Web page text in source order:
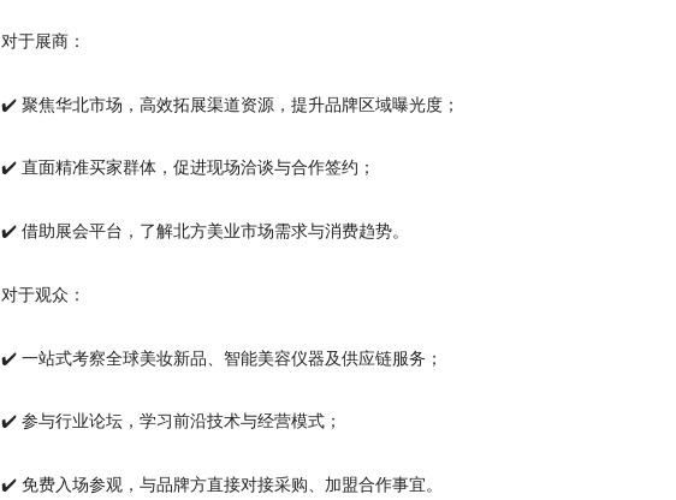
对于展商：
✔️ 聚焦华北市场，高效拓展渠道资源，提升品牌区域曝光度；
✔️ 直面精准买家群体，促进现场洽谈与合作签约；
✔️ 借助展会平台，了解北方美业市场需求与消费趋势。
对于观众：
✔️ 一站式考察全球美妆新品、智能美容仪器及供应链服务；
✔️ 参与行业论坛，学习前沿技术与经营模式；
✔️ 免费入场参观，与品牌方直接对接采购、加盟合作事宜。